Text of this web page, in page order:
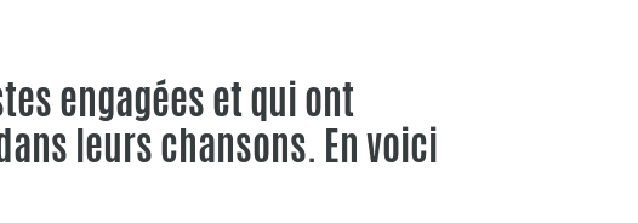
engagées et qui ont
leurs chansons. En voici